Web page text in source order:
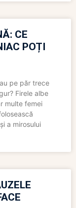
CE
POȚI
pe păr trece
Firele albe
multe femei
a mirosului